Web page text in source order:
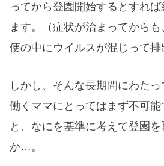
ってから登園開始するとすれ
ます。（症状が治まってから
便の中にウイルスが混じって排
しかし、そんな長期間にわたっ
働くママにとってはまず不可
と、なにを基準に考えて登園を
か…。